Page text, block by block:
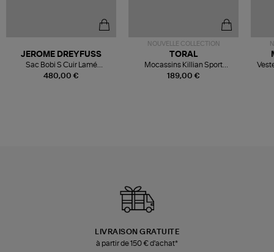
480,00 €
JEROME DREYFUSS
Sac Bobi S Cuir Lamé
Champagne
NOUVELLE COLLECTION
189,00 €
TORAL
Mocassins Killian Sport
Mousse
LIVRAISON GRATUITE
à partir de 150 € d'achat*